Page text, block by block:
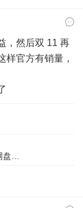
，然后双 11 再
样官方有销量，
盘…